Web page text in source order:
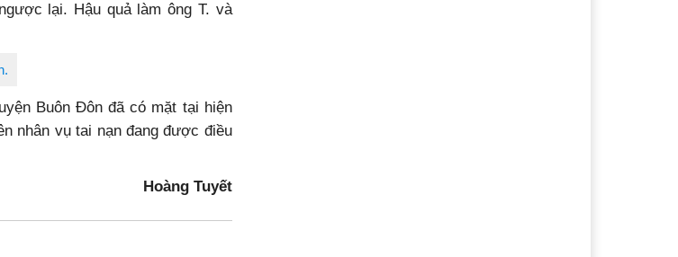
lại. Hậu quả làm ông T. và
Buôn Đôn đã có mặt tại hiện
nhân vụ tai nạn đang được điều
Hoàng Tuyết